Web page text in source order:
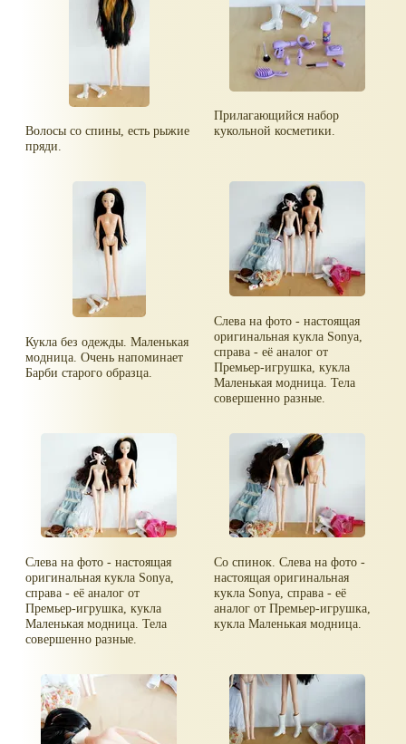
Волосы со спины, есть рыжие
пряди.
Прилагающийся набор
кукольной косметики.
Кукла без одежды. Маленькая
модница. Очень напоминает
Барби старого образца.
Слева на фото - настоящая
оригинальная кукла Sonya,
справа - её аналог от
Премьер-игрушка, кукла
Маленькая модница. Тела
совершенно разные.
Слева на фото - настоящая
оригинальная кукла Sonya,
справа - её аналог от
Премьер-игрушка, кукла
Маленькая модница. Тела
совершенно разные.
Со спинок. Слева на фото -
настоящая оригинальная
кукла Sonya, справа - её
аналог от Премьер-игрушка,
кукла Маленькая модница.